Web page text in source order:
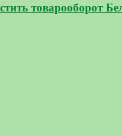
товарооборот